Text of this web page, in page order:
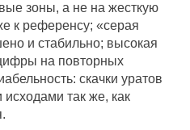
зоны, а не на жесткую
к референсу; «серая
и стабильно; высокая
на повторных
скачки уратов
так же, как